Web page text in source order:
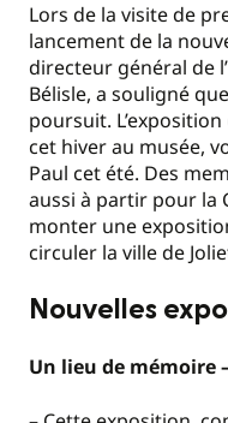
Lors de la visite de
lancement de la
directeur général de
Bélisle, a souligné
poursuit. L’exposition
cet hiver au musée,
Paul cet été. Des
aussi à partir pour la
monter une
circuler la ville de
Nouvelles
Un lieu de mémoire